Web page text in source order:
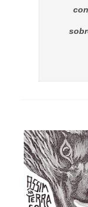
Assim na
Embaixo da